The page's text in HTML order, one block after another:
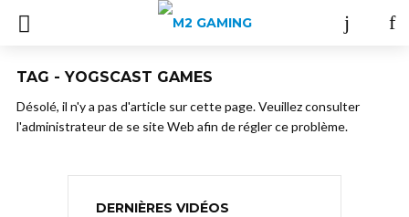
TAG - YOGSCAST GAMES
Désolé, il n'y a pas d'article sur cette page. Veuillez consulter
l'administrateur de se site Web afin de régler ce problème.
DERNIÈRES VIDÉOS